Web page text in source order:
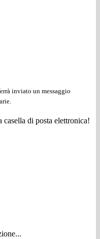
inviato un messaggio
di posta elettronica!